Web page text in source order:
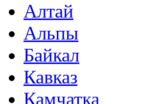
Алтай
Альпы
Байкал
Кавказ
Камчатка